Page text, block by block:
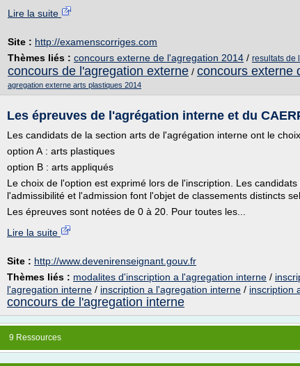
Lire la suite
Site : http://examenscorriges.com
Thèmes liés : concours externe de l'agregation 2014 / resultats de
concours de l'agregation externe / concours externe
agregation externe arts plastiques 2014
Les épreuves de l'agrégation interne et du
Les candidats de la section arts de l'agrégation interne ont le
option A : arts plastiques
option B : arts appliqués
Le choix de l'option est exprimé lors de l'inscription. Les
l'admissibilité et l'admission font l'objet de classements distincts
Les épreuves sont notées de 0 à 20. Pour toutes les...
Lire la suite
Site : http://www.devenirenseignant.gouv.fr
Thèmes liés : modalites d'inscription a l'agregation interne /
l'agregation interne / inscription a l'agregation interne / inscription
concours de l'agregation interne
9 Ressources